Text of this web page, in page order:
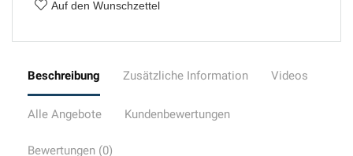
Auf den Wunschzettel
Beschreibung Zusätzliche Information Videos
Alle Angebote Kundenbewertungen
Bewertungen (0)